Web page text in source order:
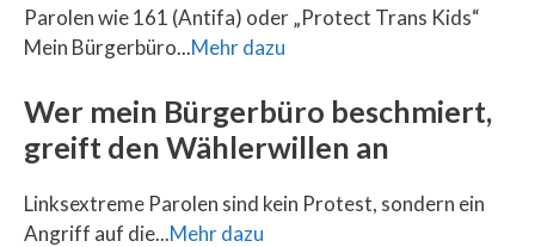
Parolen wie 161 (Antifa) oder „Protect Trans Kids“
Mein Bürgerbüro...Mehr dazu
Wer mein Bürgerbüro beschmiert,
greift den Wählerwillen an
Linksextreme Parolen sind kein Protest, sondern ein
Angriff auf die...Mehr dazu